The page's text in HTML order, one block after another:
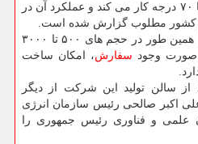
این دستگاه در رطوب بین ۳۰ تا ۷۰ درجه كار می كند و عملكرد آن در
كشور مطلوب گزارش شده است.
دستگاه آب ساز از رطوبت هوا همین طور در حجم های ۵۰۰ تا ۳۰۰۰
وجود سفارش، امكان ساخت
سالن تولید این شركت از دیگر
علی اكبر صالحی رئیس سازمان انرژی
علمی و فناوری رئیس جمهوری را